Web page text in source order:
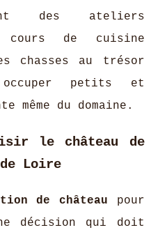
des ateliers
cours de cuisine
chasses au trésor
petits et
même du domaine.
le château de
Loire
de château pour
décision qui doit